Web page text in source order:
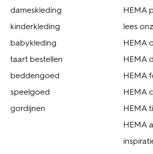
dameskleding
kinderkleding
babykleding
taart bestellen
beddengoed
speelgoed
gordijnen
HEMA
lees
HEMA
HEMA
HEMA
HEMA
HEMA
HEMA